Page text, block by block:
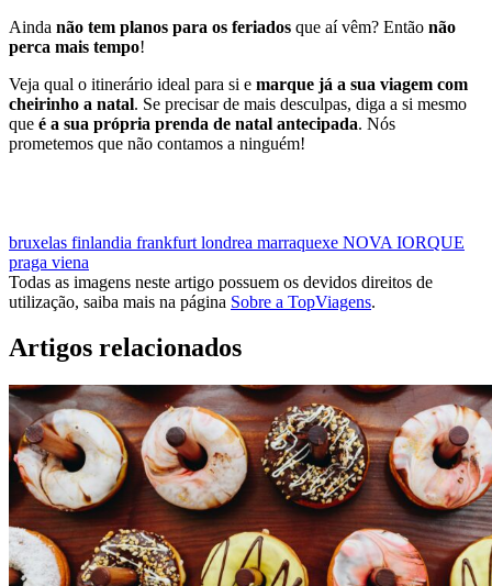
Ainda não tem planos para os feriados que aí vêm? Então não
perca mais tempo!
Veja qual o itinerário ideal para si e marque já a sua viagem com
cheirinho a natal. Se precisar de mais desculpas, diga a si mesmo
que é a sua própria prenda de natal antecipada. Nós
prometemos que não contamos a ninguém!
bruxelas finlandia frankfurt londrea marraquexe NOVA IORQUE
praga viena
Todas as imagens neste artigo possuem os devidos direitos de
utilização, saiba mais na página Sobre a TopViagens.
Artigos relacionados